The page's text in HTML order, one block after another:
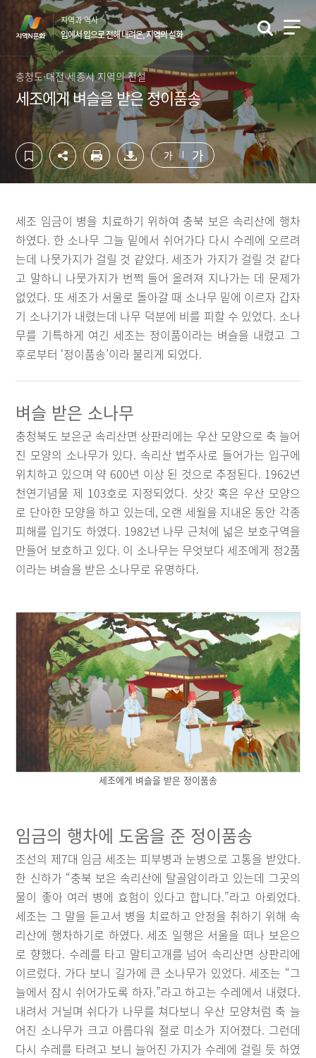
영
역
역
바
지역과 역사
입에서 입으로 전해 내려온, 지역의 설화
충청도·대전·세종시 지역의 전설
세조에게 벼슬을 받은 정이품송
가 가
세조 임금이 병을 치료하기 위하여 충북 보은 속리산에 행차
하였다. 한 소나무 그늘 밑에서 쉬어가다 다시 수레에 오르려
는데 나뭇가지가 걸릴 것 같았다. 세조가 가지가 걸릴 것 같다
고 말하니 나뭇가지가 번쩍 들어 올려져 지나가는 데 문제가
없었다. 또 세조가 서울로 돌아갈 때 소나무 밑에 이르자 갑자
기 소나기가 내렸는데 나무 덕분에 비를 피할 수 있었다. 소나
무를 기특하게 여긴 세조는 정이품이라는 벼슬을 내렸고 그
후로부터 ‘정이품송’이라 불리게 되었다.
벼슬 받은 소나무
충청북도 보은군 속리산면 상판리에는 우산 모양으로 축 늘어
진 모양의 소나무가 있다. 속리산 법주사로 들어가는 입구에
위치하고 있으며 약 600년 이상 된 것으로 추정된다. 1962년
천연기념물 제 103호로 지정되었다. 삿갓 혹은 우산 모양으
로 단아한 모양을 하고 있는데, 오랜 세월을 지내온 동안 각종
피해를 입기도 하였다. 1982년 나무 근처에 넓은 보호구역을
만들어 보호하고 있다. 이 소나무는 무엇보다 세조에게 정2품
이라는 벼슬을 받은 소나무로 유명하다.
세조에게 벼슬을 받은 정이품송
임금의 행차에 도움을 준 정이품송
조선의 제7대 임금 세조는 피부병과 눈병으로 고통을 받았다.
한 신하가 “충북 보은 속리산에 탈골암이라고 있는데 그곳의
물이 좋아 여러 병에 효험이 있다고 합니다.”라고 아뢰었다.
세조는 그 말을 듣고서 병을 치료하고 안정을 취하기 위해 속
리산에 행차하기로 하였다. 세조 일행은 서울을 떠나 보은으
로 향했다. 수레를 타고 말티고개를 넘어 속리산면 상판리에
이르렀다. 가다 보니 길가에 큰 소나무가 있었다. 세조는 “그
늘에서 잠시 쉬어가도록 하자.”라고 하고는 수레에서 내렸다.
내려서 거닐며 쉬다가 나무를 쳐다보니 우산 모양처럼 축 늘
어진 소나무가 크고 아름다워 절로 미소가 지어졌다. 그런데
다시 수레를 타려고 보니 늘어진 가지가 수레에 걸릴 듯 하였